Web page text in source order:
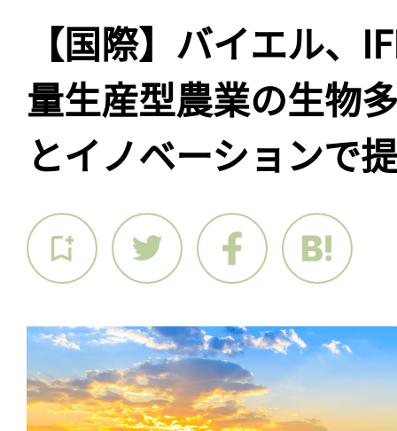
【国際】バイエル、
量生産型農業の生物
とイノベーションで